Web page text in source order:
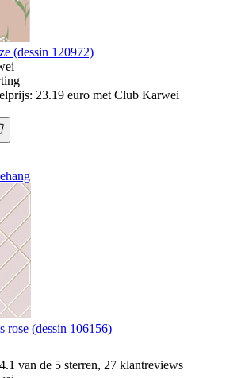
(dessin 120972)
23.19 euro met Club Karwei
rose (dessin 106156)
van de 5 sterren, 27 klantreviews